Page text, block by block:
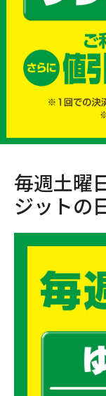
毎週土曜
ジットの